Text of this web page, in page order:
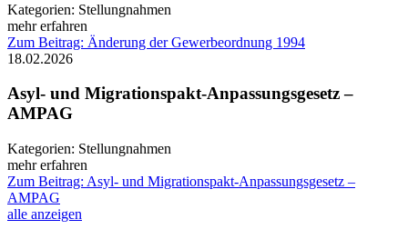
Kategorien: Stellungnahmen
mehr erfahren
Zum Beitrag: Änderung der Gewerbeordnung 1994
18.02.2026
Asyl- und Migrationspakt-Anpassungsgesetz –
AMPAG
Kategorien: Stellungnahmen
mehr erfahren
Zum Beitrag: Asyl- und Migrationspakt-Anpassungsgesetz –
AMPAG
alle anzeigen